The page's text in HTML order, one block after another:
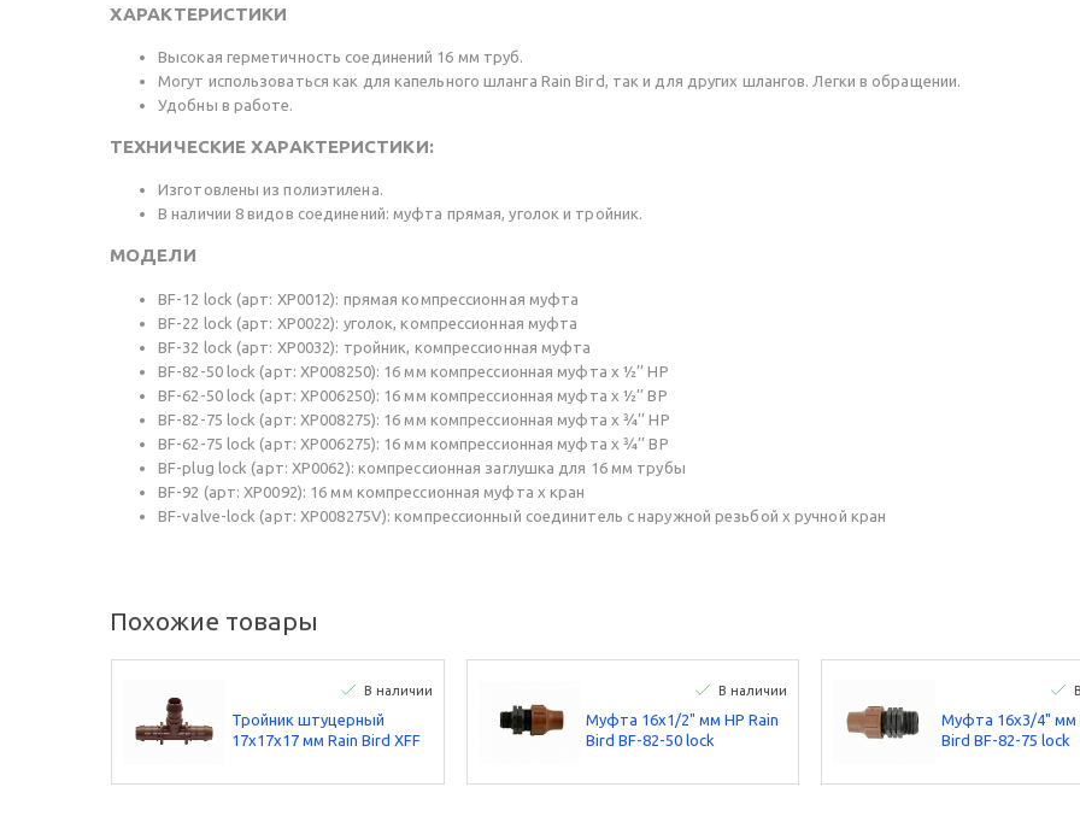
ХАРАКТЕРИСТИКИ
Высокая герметичность соединений 16 мм труб.
Могут использоваться как для капельного шланга Rain Bird, так и для других шлангов. Легки в обращении.
Удобны в работе.
ТЕХНИЧЕСКИЕ ХАРАКТЕРИСТИКИ:
Изготовлены из полиэтилена.
В наличии 8 видов соединений: муфта прямая, уголок и тройник.
МОДЕЛИ
BF-12 lock (арт: XP0012): прямая компрессионная муфта
BF-22 lock (арт: XP0022): уголок, компрессионная муфта
BF-32 lock (арт: XP0032): тройник, компрессионная муфта
BF-82-50 lock (арт: XP008250): 16 мм компрессионная муфта x ½’’ НР
BF-62-50 lock (арт: XP006250): 16 мм компрессионная муфта x ½’’ ВР
BF-82-75 lock (арт: XP008275): 16 мм компрессионная муфта x ¾’’ НР
BF-62-75 lock (арт: XP006275): 16 мм компрессионная муфта x ¾’’ ВР
BF-plug lock (арт: XP0062): компрессионная заглушка для 16 мм трубы
BF-92 (арт: XP0092): 16 мм компрессионная муфта х кран
BF-valve-lock (арт: XP008275V): компрессионный соединитель с наружной резьбой х ручной кран
Похожие товары
В наличии
Тройник штуцерный
17х17х17 мм Rain Bird XFF
В наличии
Муфта 16х1/2" мм НР Rain
Bird BF-82-50 lock
Муфта 16х3/4" мм
Bird BF-82-75 lock